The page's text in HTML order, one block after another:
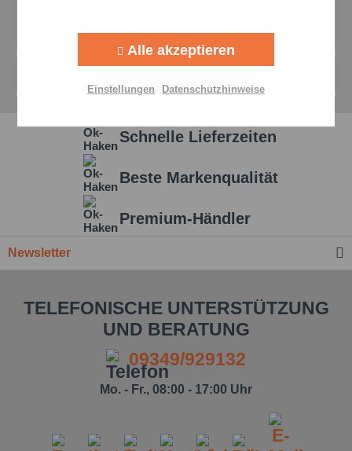
Bewertungen lesen, schreiben und diskutieren...
Schnelle Lieferzeiten
Beste Markenqualität
Premium-Händler
Newsletter
TELEFONISCHE UNTERSTÜTZUNG
UND BERATUNG
09349/929132
Mo. - Fr., 08:00 - 17:00 Uhr
Personalisierung Aktiv
Alle akzeptieren
Einstellungen Datenschutzhinweise